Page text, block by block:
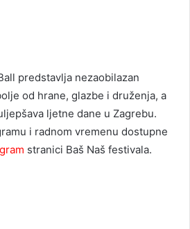
predstavlja nezaobilazan
od hrane, glazbe i druženja, a
ljetne dane u Zagrebu.
i radnom vremenu dostupne
stranici Baš Naš festivala.